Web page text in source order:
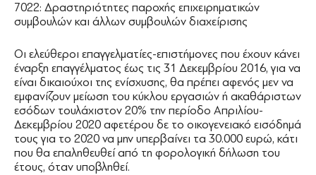
7022: Δραστηριότητες παροχής επιχειρηματικών
συμβουλών και άλλων συμβουλών διαχείρισης
Οι ελεύθεροι επαγγελματίες-επιστήμονες που έχουν κάνει
έναρξη επαγγέλματος έως τις 31 Δεκεμβρίου 2016, για να
είναι δικαιούχοι της ενίσχυσης, θα πρέπει αφενός μεν να
εμφανίζουν μείωση του κύκλου εργασιών ή ακαθάριστων
εσόδων τουλάχιστον 20% την περίοδο Απριλίου-
Δεκεμβρίου 2020 αφετέρου δε το οικογενειακό εισόδημά
τους για το 2020 να μην υπερβαίνει τα 30.000 ευρώ, κάτι
που θα επαληθευθεί από τη φορολογική δήλωση του
έτους, όταν υποβληθεί.